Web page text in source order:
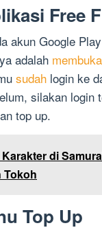
Free
akun Google
adalah
sudah login ke
silakan login
top up.
Karakter di
Tokoh
Top Up